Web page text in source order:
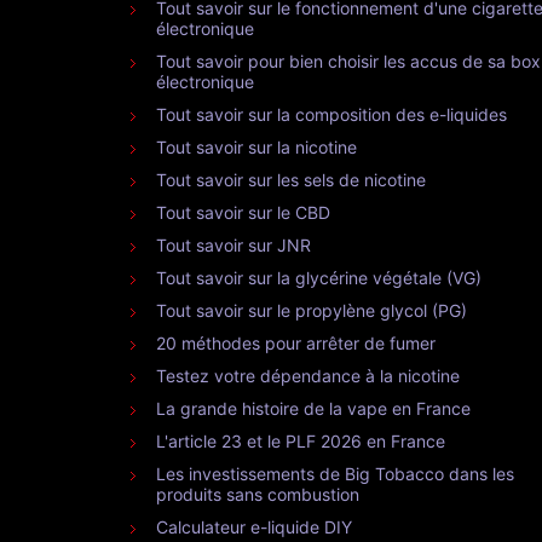
Tout savoir sur le fonctionnement d'une cigarette
électronique
Tout savoir pour bien choisir les accus de sa box
électronique
Tout savoir sur la composition des e-liquides
Tout savoir sur la nicotine
Tout savoir sur les sels de nicotine
Tout savoir sur le CBD
Tout savoir sur JNR
Tout savoir sur la glycérine végétale (VG)
Tout savoir sur le propylène glycol (PG)
20 méthodes pour arrêter de fumer
Testez votre dépendance à la nicotine
La grande histoire de la vape en France
L'article 23 et le PLF 2026 en France
Les investissements de Big Tobacco dans les
produits sans combustion
Calculateur e-liquide DIY